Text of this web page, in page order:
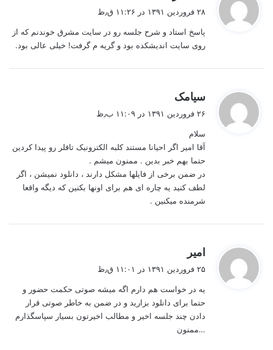
:
۲۸ فروردین ۱۳۹۱ در ۱۱:۲۶ ق٫ظ
پاسخ استاد و شرح جلسه رو در سایت مشرق خوندنم که از
روی سایت اندیشکده بود و گریه م گرفت! خیلی عالی بود.
سیامک
ت
۲۶ فروردین ۱۳۹۱ در ۱۱:۰۹ ب٫ظ
سلام
آقا امیر اگر احیانا مستند کلبه الکترونیک تافلر رو پیدا کردین
حتما بهم خبر بدین . ممنون میشم .
در ضمن برخی از فایلها مشکل دارند ، دانلود نمیشن ، اگر
لطف کنید یه چاره ای هم برای اونها بکنین که دیگه واقعا
شرمنده میکنین .
امیر
ت
:
۲۵ فروردین ۱۳۹۱ در ۱۱:۰۱ ق٫ظ
یه در خواست هم دارم اگه میشه صوتی حکمت حضور و
حتما برای دانلود بزارید و در ضمن به خاطر صوتی قرار
دادن چند جلسه اخیر و مطالب اخیرتون بسیار سپاسگذارم
…ممنون